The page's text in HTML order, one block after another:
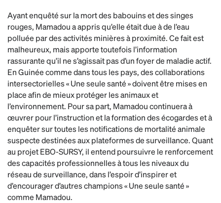
Ayant enquêté sur la mort des babouins et des singes
rouges, Mamadou a appris qu’elle était due à de l’eau
polluée par des activités minières à proximité. Ce fait est
malheureux, mais apporte toutefois l’information
rassurante qu’il ne s’agissait pas d’un foyer de maladie actif.
En Guinée comme dans tous les pays, des collaborations
intersectorielles « Une seule santé » doivent être mises en
place afin de mieux protéger les animaux et
l’environnement. Pour sa part, Mamadou continuera à
œuvrer pour l’instruction et la formation des écogardes et à
enquêter sur toutes les notifications de mortalité animale
suspecte destinées aux plateformes de surveillance. Quant
au projet EBO-SURSY, il entend poursuivre le renforcement
des capacités professionnelles à tous les niveaux du
réseau de surveillance, dans l’espoir d’inspirer et
d’encourager d’autres champions « Une seule santé »
comme Mamadou.